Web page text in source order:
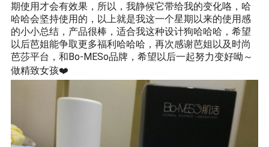
期使用才会有效果，所以，我静候它带给我的变化咯，哈
哈哈会坚持使用的，以上就是我这一个星期以来的使用感
的小小总结，产品很棒，适合我这种设计狗哈哈哈，希望
以后芭姐能争取更多福利哈哈哈，再次感谢芭姐以及时尚
芭莎平台，和Bo-MESo品牌，希望以后一起努力变好呦～
做精致女孩❤️